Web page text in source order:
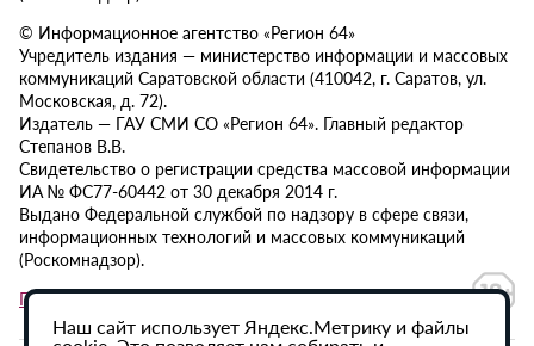
© Информационное агентство «Регион 64»
Учредитель издания — министерство информации и массовых
коммуникаций Саратовской области (410042, г. Саратов, ул.
Московская, д. 72).
Издатель — ГАУ СМИ СО «Регион 64». Главный редактор
Степанов В.В.
Свидетельство о регистрации средства массовой информации
ИА № ФС77-60442 от 30 декабря 2014 г.
Выдано Федеральной службой по надзору в сфере связи,
информационных технологий и массовых коммуникаций
(Роскомнадзор).
Политика в отношении обработки персональных данных
Наш сайт использует Яндекс.Метрику и файлы